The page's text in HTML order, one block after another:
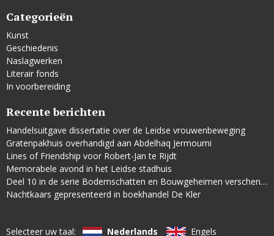
Categorieën
Kunst
Geschiedenis
Naslagwerken
Literair fonds
In voorbereiding
Recente berichten
Handelsuitgave dissertatie over de Leidse vrouwenbeweging
Gratenpakhuis overhandigd aan Abdelhaq Jermoumi
Lines of Friendship voor Robert-Jan te Rijdt
Memorabele avond in het Leidse stadhuis
Deel 10 in de serie Bodemschatten en Bouwgeheimen verschenen
Nachtkaars gepresenteerd in boekhandel De Kler
Selecteer uw taal: Nederlands Engels